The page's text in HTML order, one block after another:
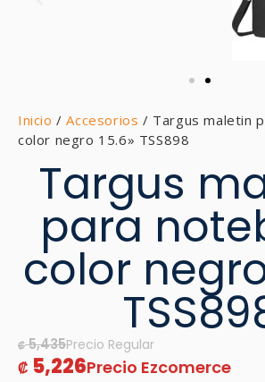
Inicio /Accesorios / Targus maletin
color negro 15.6» TSS898
Targus
para
color negro
₡5,435
₡ 5,226